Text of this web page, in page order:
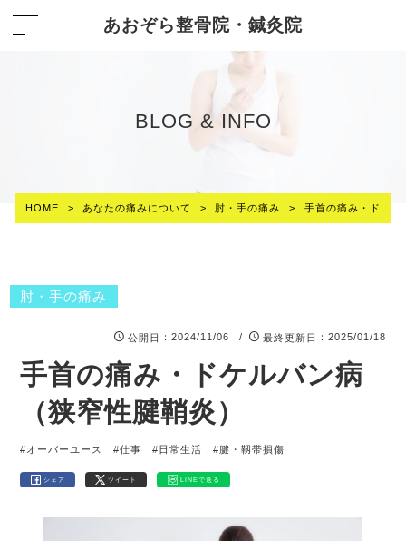
あおぞら整骨院・鍼灸院
BLOG & INFO
HOME > あなたの痛みについて > 肘・手の痛み > 手首の痛み・ドケル
肘・手の痛み
公開日 ：2024/11/06 / 最終更新日 ：2025/01/18
手首の痛み・ドケルバン病
（狭窄性腱鞘炎）
#オーバーユース #仕事 #日常生活 #腱・靱帯損傷
シェア ツイート LINEで送る